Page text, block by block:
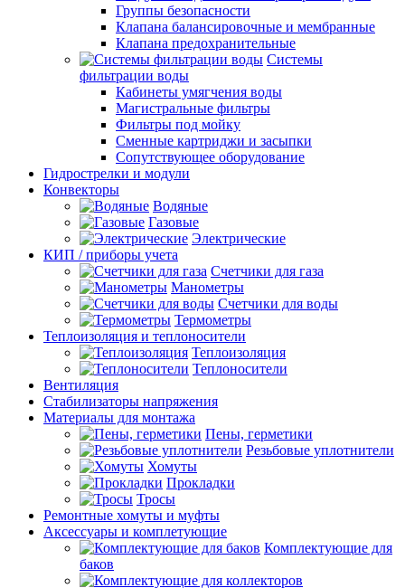
Группы безопасности
Клапана балансировочные и мембранные
Клапана предохранительные
Системы
фильтрации воды
Кабинеты умягчения воды
Магистральные фильтры
Фильтры под мойку
Сменные картриджи и засыпки
Сопутствующее оборудование
Гидрострелки и модули
Конвекторы
Водяные
Газовые
Электрические
КИП / приборы учета
Счетчики для газа
Манометры
Счетчики для воды
Термометры
Теплоизоляция и теплоносители
Теплоизоляция
Теплоносители
Вентиляция
Стабилизаторы напряжения
Материалы для монтажа
Пены, герметики
Резьбовые уплотнители
Хомуты
Прокладки
Тросы
Ремонтные хомуты и муфты
Аксессуары и комплетующие
Комплектующие для
баков